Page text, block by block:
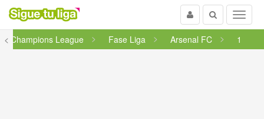
Menu
Buscar
Usuario
< Champions League Fase Liga Arsenal FC 1